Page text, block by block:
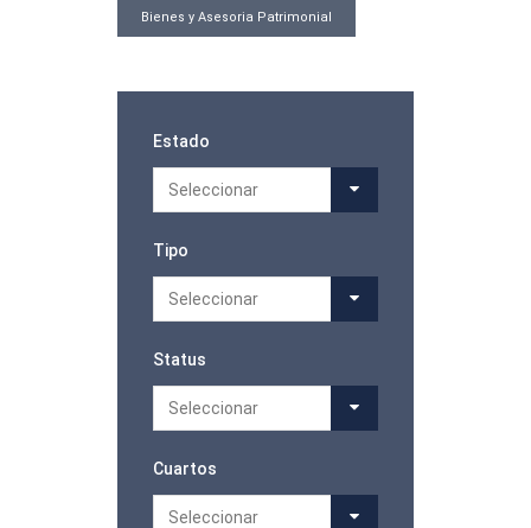
Bienes y Asesoria Patrimonial
Estado
Seleccionar
Tipo
Seleccionar
Status
Seleccionar
Cuartos
Seleccionar